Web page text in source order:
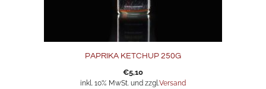
PAPRIKA KETCHUP 250G
€5,10
inkl. 10% MwSt. und zzgl.Versand